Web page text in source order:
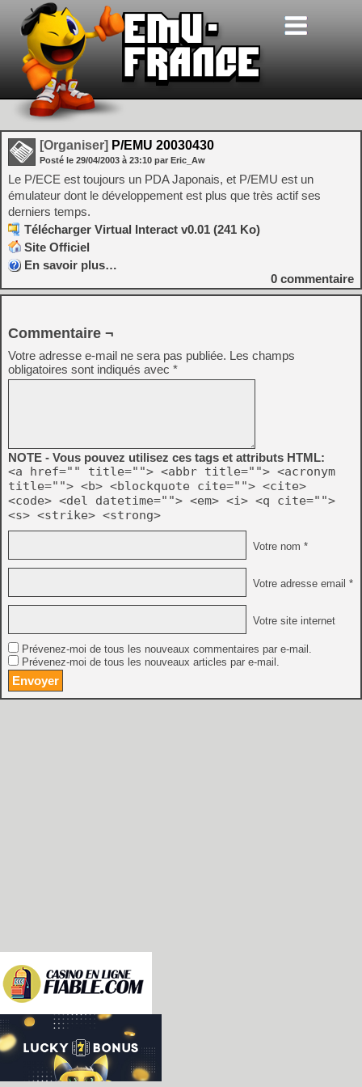
[Organiser] P/EMU 20030430
Posté le 29/04/2003 à 23:10 par Eric_Aw
Le P/ECE est toujours un PDA Japonais, et P/EMU est un
émulateur dont le développement est plus que très actif ses
derniers temps.
Télécharger Virtual Interact v0.01 (241 Ko)
Site Officiel
En savoir plus…
0 commentaire
Commentaire ¬
Votre adresse e-mail ne sera pas publiée. Les champs
obligatoires sont indiqués avec *
NOTE - Vous pouvez utilisez ces tags et attributs HTML:
<a href="" title=""> <abbr title=""> <acronym
title=""> <b> <blockquote cite=""> <cite>
<code> <del datetime=""> <em> <i> <q cite="">
<s> <strike> <strong>
Votre nom *
Votre adresse email *
Votre site internet
Prévenez-moi de tous les nouveaux commentaires par e-mail.
Prévenez-moi de tous les nouveaux articles par e-mail.